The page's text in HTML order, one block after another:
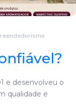
e desenvolveu o
qualidade e